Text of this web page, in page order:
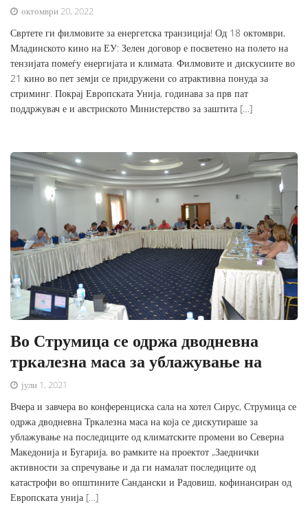
октомври 20, 2022
Свртете ги филмовите за енергетска транзиција! Од 18 октомври,
Младинското кино на ЕУ: Зелен договор е посветено на полето на
тензијата помеѓу енергијата и климата. Филмовите и дискусиите во
21 кино во пет земји се придружени со атрактивна понуда за
стриминг. Покрај Европската Унија, годинава за прв пат
поддржувач е и австриското Министерство за заштита […]
Во Струмица се одржа дводневна
тркалезна маса за ублажување на
јули 1, 2021
Вчера и завчера во конференциска сала на хотел Сирус, Струмица се
одржа дводневна Тркалезна маса на која се дискутираше за
ублажување на последиците од климатските промени во Северна
Македонија и Бугарија, во рамките на проектот „Заеднички
активности за спречување и да ги намалат последиците од
катастрофи во општините Сандански и Радовиш, кофинансиран од
Европската унија […]